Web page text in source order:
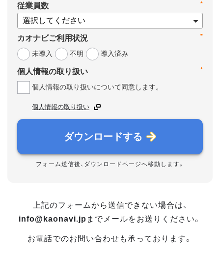
*
従業員数
*
カオナビご利用状況
未導入
不明 導入済み
*
個人情報の取り扱い
個人情報の取り扱いについて同意します。
個人情報の取り扱い
ダウンロードする
フォーム送信後、ダウンロードページへ移動します。
上記のフォームから送信できない場合は、
info@kaonavi.jp までメールをお送りください。
お電話でのお問い合わせも承っております。